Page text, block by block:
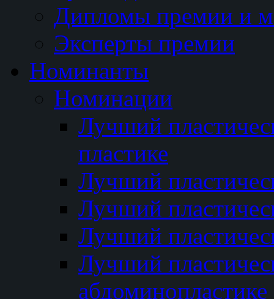
Дипломы премии и
Эксперты премии
Номинанты
Номинации
Лучший
пластике
Лучший
Лучший
Лучший
Лучший
абдоминопластике